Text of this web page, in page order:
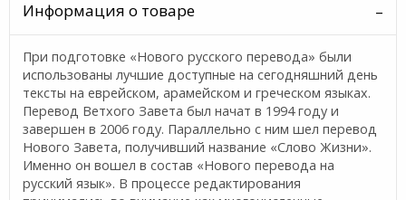
Информация о товаре
При подготовке «Нового русского перевода» были
использованы лучшие до­ступные на сегодняшний день
тексты на еврейском, арамейском и греческом языках.
Перевод Ветхого Завета был начат в 1994 году и
завершен в 2006 году. Параллельно с ним шел перевод
Нового Завета, получивший название «Сло­во Жизни».
Именно он вошел в состав «Нового перевода на
русский язык». В процессе редактирования